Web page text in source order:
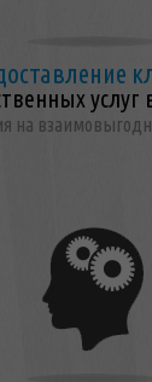
услуг
на